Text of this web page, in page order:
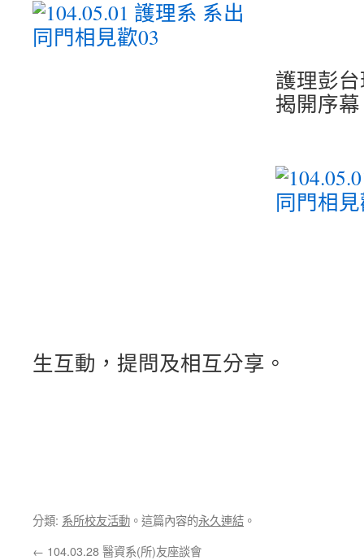
護理彭
揭開序
生互動，提問及相互分享。
分類: 系所校友活動 。這篇內容的永久連結 。
← 104.03.28 醫資系(所)友座談會